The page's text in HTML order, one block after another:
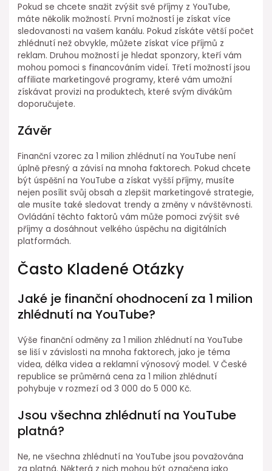
Pokud se chcete snažit zvýšit své příjmy z YouTube,
máte několik možností. První možností je získat více
sledovanosti na vašem kanálu. Pokud získáte větší počet
zhlédnutí než obvykle, můžete získat více příjmů z
reklam. Druhou možností je hledat sponzory, kteří vám
mohou pomoci s financováním videí. Třetí možností jsou
affiliate marketingové programy, které vám umožní
získávat provizi na produktech, které svým divákům
doporučujete.
Závěr
Finanční vzorec za 1 milion zhlédnutí na YouTube není
úplně přesný a závisí na mnoha faktorech. Pokud chcete
být úspěšní na YouTube a získat vyšší příjmy, musíte
nejen posílit svůj obsah a zlepšit marketingové strategie,
ale musíte také sledovat trendy a změny v návštěvnosti.
Ovládání těchto faktorů vám může pomoci zvýšit své
příjmy a dosáhnout velkého úspěchu na digitálních
platformách.
Často Kladené Otázky
Jaké je finanční ohodnocení za 1 milion
zhlédnutí na YouTube?
Výše finanční odměny za 1 milion zhlédnutí na YouTube
se liší v závislosti na mnoha faktorech, jako je téma
videa, délka videa a reklamní výnosový model. V České
republice se průměrná cena za 1 milion zhlédnutí
pohybuje v rozmezí od 3 000 do 5 000 Kč.
Jsou všechna zhlédnutí na YouTube
platná?
Ne, ne všechna zhlédnutí na YouTube jsou považována